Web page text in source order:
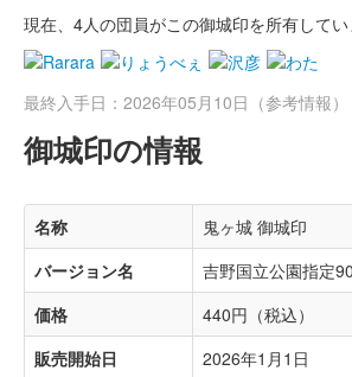
現在、4人の団員がこの御城印を所有してい
最終入手日：2026年05月10日（参考情報）
御城印の情報
名称
鬼ヶ城 御城印
バージョン名
吉野国立公園指定
価格
440円（税込）
販売開始日
2026年1月1日